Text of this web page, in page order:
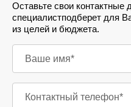
Оставьте свои контактные
специалистподберет для
из целей и бюджета.